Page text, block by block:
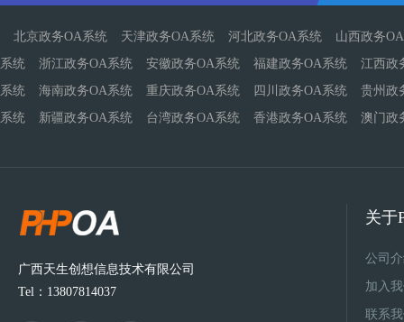
北京政务OA系统 天津政务OA系统 河北政务OA系统
山西政务
系统
浙江政务OA系统 安徽政务OA系统 福建政务OA系统
江西政
系统
海南政务OA系统 重庆政务OA系统 四川政务OA系统
贵州政
系统
新疆政务OA系统 台湾政务OA系统 香港政务OA系统 澳门政
广西天生创想信息技术有限公司
Tel：13807814037
关于
公司
加入
联系